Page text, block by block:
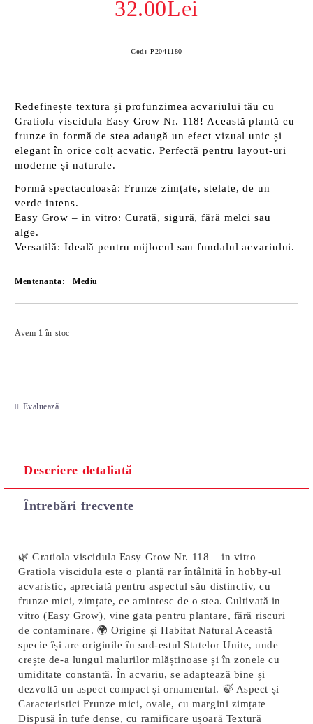
32.00Lei
Cod: P2041180
Redefinește textura și profunzimea acvariului tău cu
Gratiola viscidula Easy Grow Nr. 118! Această plantă cu
frunze în formă de stea adaugă un efect vizual unic și
elegant în orice colț acvatic. Perfectă pentru layout-uri
moderne și naturale.
Formă spectaculoasă: Frunze zimțate, stelate, de un
verde intens.
Easy Grow – in vitro: Curată, sigură, fără melci sau
alge.
Versatilă: Ideală pentru mijlocul sau fundalul acvariului.
Mentenanta: Mediu
Avem 1 în stoc
Evaluează
Descriere detaliată
Întrebări frecvente
🌿 Gratiola viscidula Easy Grow Nr. 118 – in vitro
Gratiola viscidula este o plantă rar întâlnită în hobby-ul
acvaristic, apreciată pentru aspectul său distinctiv, cu
frunze mici, zimțate, ce amintesc de o stea. Cultivată in
vitro (Easy Grow), vine gata pentru plantare, fără riscuri
de contaminare. 🌍 Origine și Habitat Natural Această
specie își are originile în sud-estul Statelor Unite, unde
crește de-a lungul malurilor mlăștinoase și în zonele cu
umiditate constantă. În acvariu, se adaptează bine și
dezvoltă un aspect compact și ornamental. 🍃 Aspect și
Caracteristici Frunze mici, ovale, cu margini zimțate
Dispusă în tufe dense, cu ramificare ușoară Textură